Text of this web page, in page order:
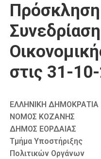
στις 31-
ΕΛΛΗΝΙΚΗ ΔΗΜΟΚΡΑΤΙΑ
ΝΟΜΟΣ ΚΟΖΑΝΗΣ
ΔΗΜΟΣ ΕΟΡΔΑΙΑΣ
Τμήμα Υποστήριξης
Πολιτικών Οργάνων